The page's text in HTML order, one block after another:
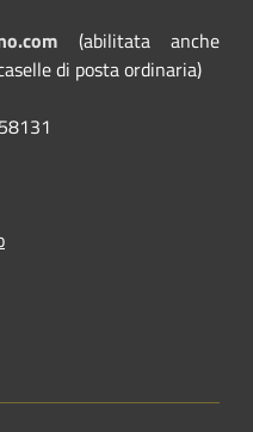
(abilitata anche
di posta ordinaria)